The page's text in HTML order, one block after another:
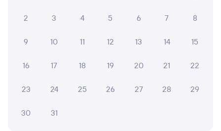
2 3 4 5 6 7 8
9 10 11 12 13 14 15
16 17 18 19 20 21 22
23 24 25 26 27 28 29
30 31